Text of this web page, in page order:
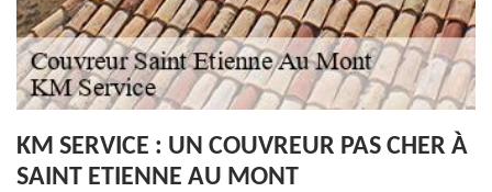
KM SERVICE : UN COUVREUR PAS CHER À
SAINT ETIENNE AU MONT